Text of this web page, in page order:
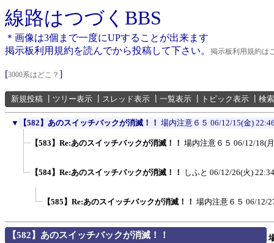
線路はつづくBBS
＊画像は3個まで一度にUPすることが出来ます
掲示板利用規約を読んでから投稿して下さい。
掲示板利用規約は
[3000系はどこ？ ]
新規投稿 ツリー表示 スレッド表示 一覧表示 トピック表示 検索
▼ 【582】あのスイッチバックが消滅！！ 場内注意６５ 06/12/15(金)
【583】Re:あのスイッチバックが消滅！！ 場内注意６５ 06/12/18(
【584】Re:あのスイッチバックが消滅！！ しふと 06/12/26(火) 22:34
【585】Re:あのスイッチバックが消滅！！ 場内注意６５ 06/12/
【582】あのスイッチバックが消滅！！